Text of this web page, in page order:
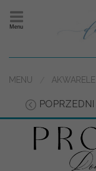
Menu
MENU AKWARELE
POPRZEDNI